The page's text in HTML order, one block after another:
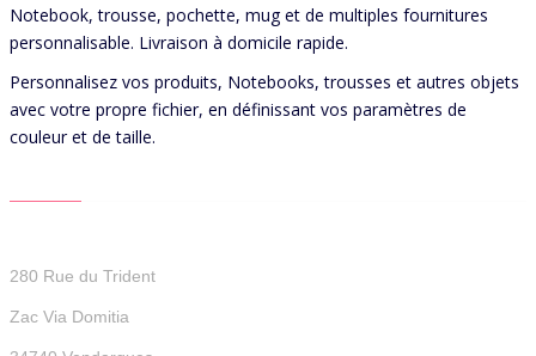
Notebook, trousse, pochette, mug et de multiples fournitures
personnalisable. Livraison à domicile rapide.
Personnalisez vos produits, Notebooks, trousses et autres objets
avec votre propre fichier, en définissant vos paramètres de
couleur et de taille.
280 Rue du Trident
Zac Via Domitia